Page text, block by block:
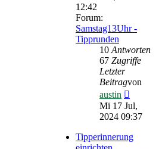
12:42
Forum:
Samstag13Uhr -
Tipprunden
10 Antworten
67 Zugriffe
Letzter
Beitragvon
austin
Beitrag
Mi 17 Jul,
2024 09:37
Tipperinnerung